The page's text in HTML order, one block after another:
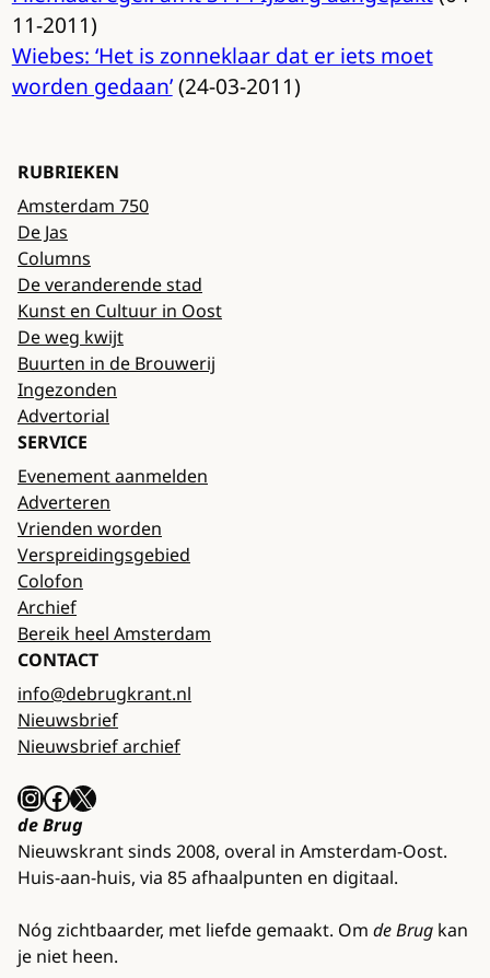
11-2011)
Wiebes: ‘Het is zonneklaar dat er iets moet
worden gedaan’(24-03-2011)
RUBRIEKEN
Amsterdam 750
De Jas
Columns
De veranderende stad
Kunst en Cultuur in Oost
De weg kwijt
Buurten in de Brouwerij
Ingezonden
Advertorial
SERVICE
Evenement aanmelden
Adverteren
Vrienden worden
Verspreidingsgebied
Colofon
Archief
Bereik heel Amsterdam
CONTACT
info@debrugkrant.nl
Nieuwsbrief
Nieuwsbrief archief
InstagramFacebook X
de Brug
Nieuwskrant sinds 2008, overal in Amsterdam-Oost.
Huis-aan-huis, via 85 afhaalpunten en digitaal.
Nóg zichtbaarder, met liefde gemaakt. Om de Brug kan
je niet heen.